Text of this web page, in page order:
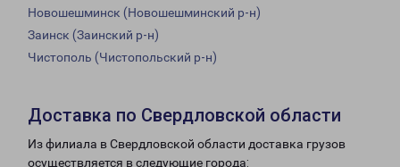
Новошешминск (Новошешминский р-н)
Заинск (Заинский р-н)
Чистополь (Чистопольский р-н)
Доставка по Свердловской области
Из филиала в Свердловской области доставка грузов
осуществляется в следующие города: